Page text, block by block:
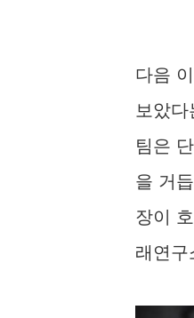
다음
보았
팀은
을 거
장이
래연